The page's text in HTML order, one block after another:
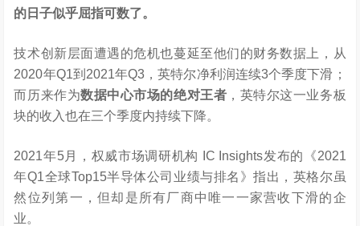
的日子似乎屈指可数了。
技术创新层面遭遇的危机也蔓延至他们的财务数据上，从
2020年Q1到2021年Q3，英特尔净利润连续3个季度下滑；
而历来作为数据中心市场的绝对王者 ，英特尔这一业务板
块的收入也在三个季度内持续下降。
2021年5月，权威市场调研机构 IC Insights发布的《2021
年Q1全球Top15半导体公司业绩与排名》指出，英格尔虽
然位列第一，但却是所有厂商中唯一一家营收下滑的企
业。